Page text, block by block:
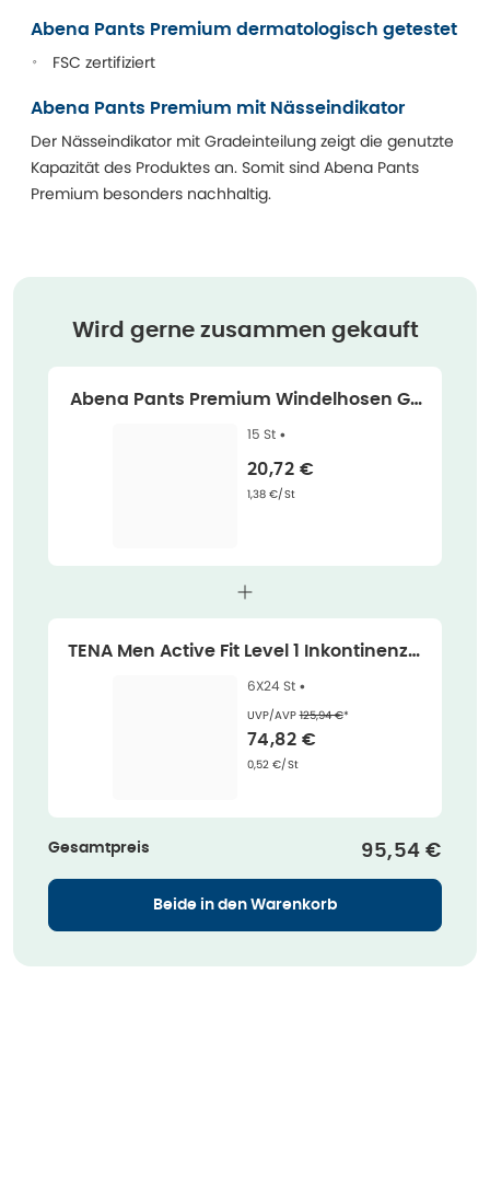
Abena Pants Premium dermatologisch getestet
FSC zertifiziert
Abena Pants Premium mit Nässeindikator
Der Nässeindikator mit Gradeinteilung zeigt die genutzte
Kapazität des Produktes an. Somit sind Abena Pants
Premium besonders nachhaltig.
Wird gerne zusammen gekauft
Abena Pants Premium Windelhosen Gr.
L2, 1900 ml 15 St
15 St •
Verkaufspreis
20,72 €
Grundpreis
1,38 €/St
TENA Men Active Fit Level 1 Inkontinenzei
nlagen 6X24 St
6X24 St •
UVP/AVPEhemaliger Preis (U V P)
125,94 €*
Verkaufspreis
74,82 €
Grundpreis
0,52 €/St
Gesamtpreis 95,54 €
Beide in den Warenkorb